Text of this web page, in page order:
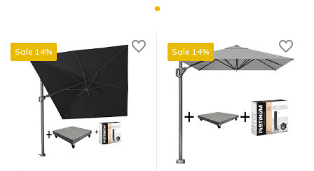
Sale 14% Sale 14%